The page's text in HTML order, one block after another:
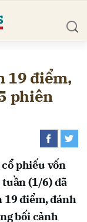
19 điểm,
phiên
phiếu vốn
(1/6) đã
19 điểm, đánh
bối cảnh
Hủy